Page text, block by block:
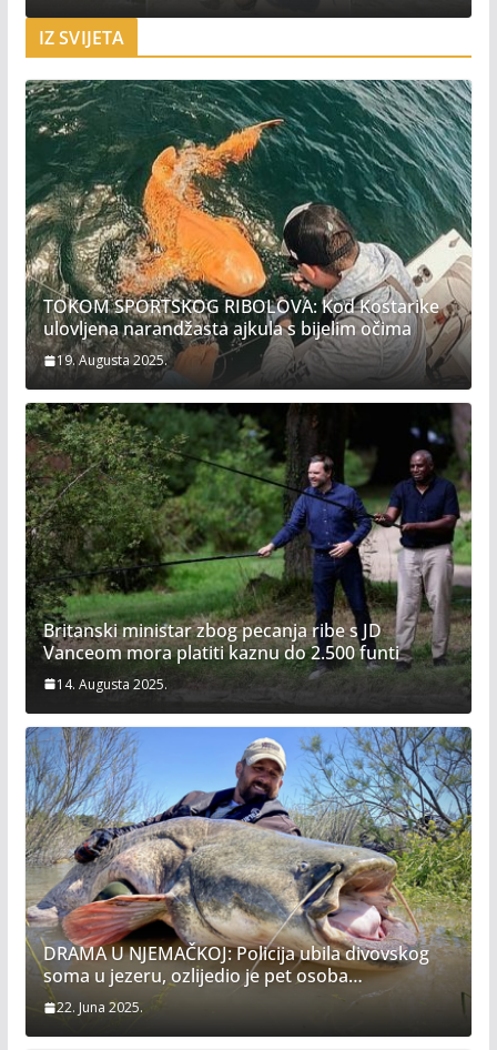
IZ SVIJETA
TOKOM SPORTSKOG RIBOLOVA: Kod Kostarike
ulovljena narandžasta ajkula s bijelim očima
19. Augusta 2025.
Britanski ministar zbog pecanja ribe s JD
Vanceom mora platiti kaznu do 2.500 funti
14. Augusta 2025.
DRAMA U NJEMAČKOJ: Policija ubila divovskog
soma u jezeru, ozlijedio je pet osoba…
22. Juna 2025.